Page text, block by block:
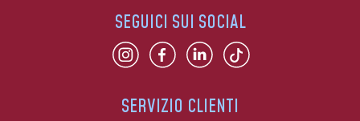
SERVIZIO CLIENTI
SEGUICI SUI SOCIAL